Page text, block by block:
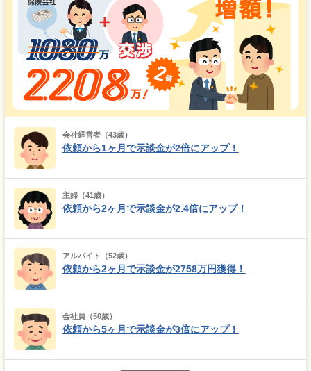
会社経営者（43歳）
依頼から1ヶ月で示談金が2倍にアップ！
主婦（41歳）
依頼から2ヶ月で示談金が2.4倍にアップ！
アルバイト（52歳）
依頼から2ヶ月で示談金が2758万円獲得！
会社員（50歳）
依頼から5ヶ月で示談金が3倍にアップ！